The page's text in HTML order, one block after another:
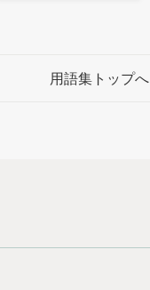
用語集トップへ